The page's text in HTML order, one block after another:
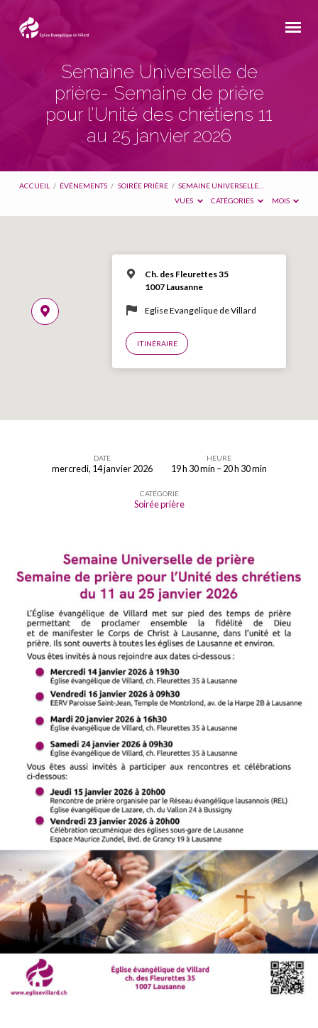
Semaine Universelle de
prière- Semaine de prière
pour l’Unité des chrétiens 11
au 25 janvier 2026
ACCUEIL / ÉVÈNEMENTS / SOIRÉE PRIÈRE / SEMAINE UNIVERSELLE…
VUES
CATÉGORIES MOIS
Ch. des Fleurettes 35
1007 Lausanne
Eglise Evangélique de Villard
ITINÉRAIRE
Semaine
de
pour
l’Unité
des
chrétiens
11
25
janvier
2026
DATE
mercredi, 14 janvier 2026
HEURE
19 h 30 min – 20 h 30 min
CATÉGORIE
Soirée prière